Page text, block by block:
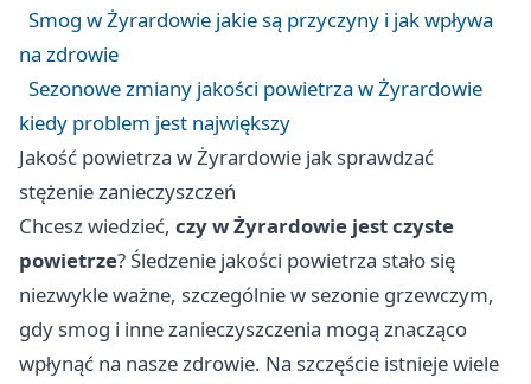
Smog w Żyrardowie jakie są przyczyny i jak wpływa
na zdrowie
Sezonowe zmiany jakości powietrza w Żyrardowie
kiedy problem jest największy
Jakość powietrza w Żyrardowie jak sprawdzać
stężenie zanieczyszczeń
Chcesz wiedzieć, czy w Żyrardowie jest czyste
powietrze? Śledzenie jakości powietrza stało się
niezwykle ważne, szczególnie w sezonie grzewczym,
gdy smog i inne zanieczyszczenia mogą znacząco
wpłynąć na nasze zdrowie. Na szczęście istnieje wiele